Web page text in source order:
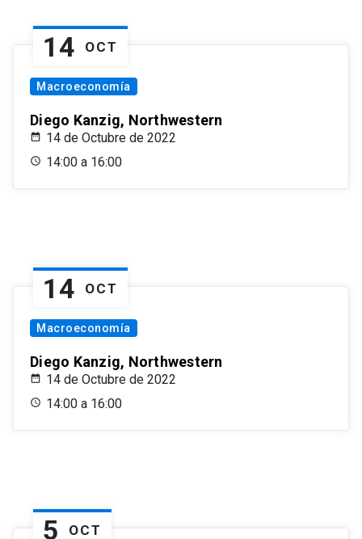
14 OCT
Macroeconomía
Diego Kanzig, Northwestern
14 de Octubre de 2022
14:00 a 16:00
14 OCT
Macroeconomía
Diego Kanzig, Northwestern
14 de Octubre de 2022
14:00 a 16:00
5 OCT